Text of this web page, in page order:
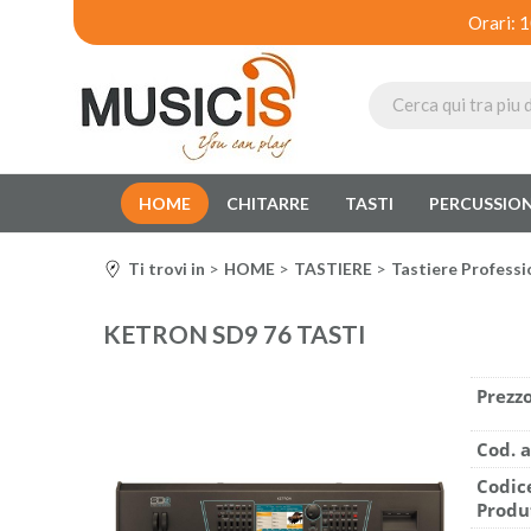
Orari:
HOME CHITARRE TASTI
Ti trovi in HOME TASTIERE Tastiere
KETRON SD9 76 TASTI
Cod.